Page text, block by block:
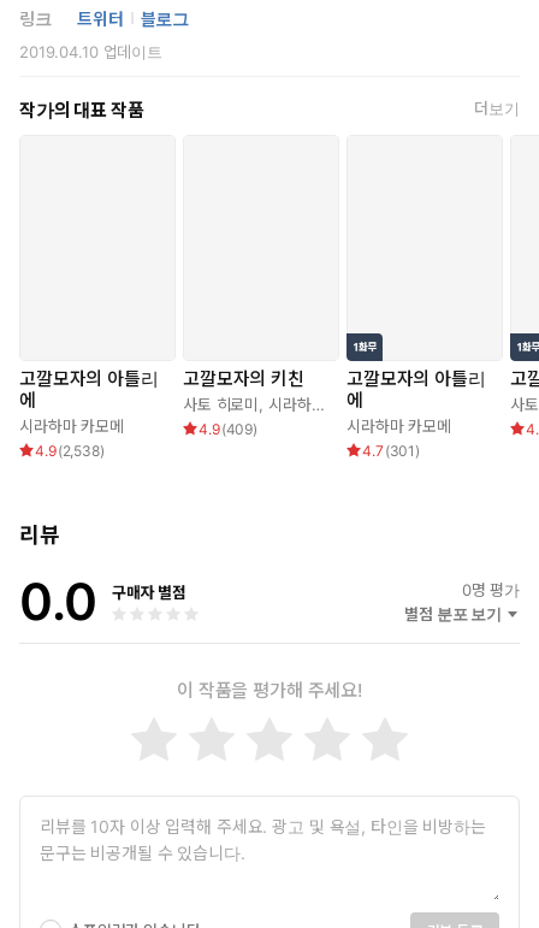
링크
트위터 블로그
2019.04.10업데이트
작가의 대표 작품 더보기
고깔모자의 아틀리
에
시라하마 카모메
4.9(2,538)
고깔모자의 키친
사토 히로미, 시라하마 카모메
4.9(409)
고깔모자의 아틀리
에
시라하마 카모메
4.7 (301 )
고
사
리뷰
0.0 구매자 별점 0명 평가
별점 분포 보기
이 작품을 평가해 주세요!